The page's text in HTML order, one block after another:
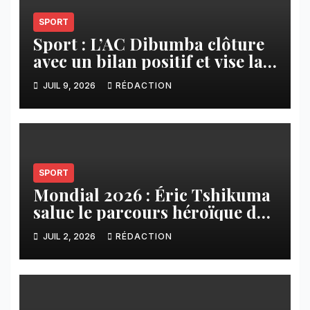
SPORT
Sport : L’AC Dibumba clôture
avec un bilan positif et vise la
ligue 1 pour la saison 2026-
2027
JUIL 9, 2026 RÉDACTION
SPORT
Mondial 2026 : Éric Tshikuma
salue le parcours héroïque des
Léopards
JUIL 2, 2026 RÉDACTION